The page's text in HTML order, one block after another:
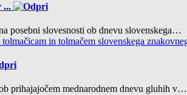
...
posebni slovesnosti ob dnevu slovenskega…
prihajajočem mednarodnem dnevu gluhih v…